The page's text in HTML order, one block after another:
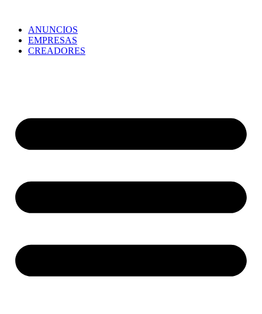
ANUNCIOS
EMPRESAS
CREADORES